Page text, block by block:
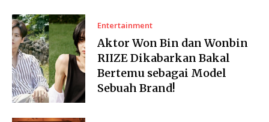
Entertainment
Aktor Won Bin dan Wonbin
RIIZE Dikabarkan Bakal
Bertemu sebagai Model
Sebuah Brand!